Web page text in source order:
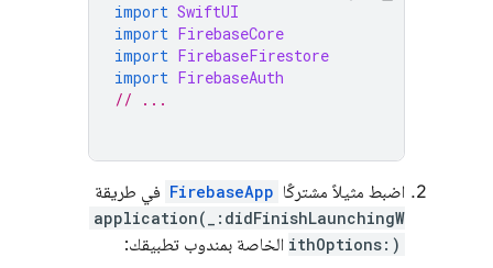
import SwiftUI
import FirebaseCore
import FirebaseFirestore
import FirebaseAuth
// ...
اضبط مثيلاً مشتركًا FirebaseApp في طريقة
application(_:didFinishLaunchingW
ithOptions:) الخاصة بمندوب تطبيقك: